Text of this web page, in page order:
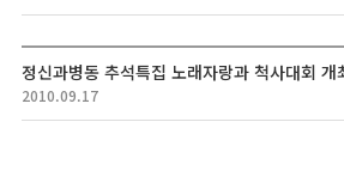
정신과병동 추석특집 노래자랑과 척사대회 개
2010.09.17